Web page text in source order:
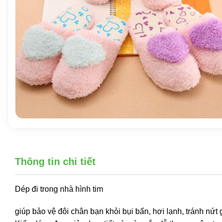
Thông tin chi tiết
Dép đi trong nhà hình tim
giúp bảo vệ đôi chân bạn khỏi bụi bẩn, hơi lạnh, tránh nứt